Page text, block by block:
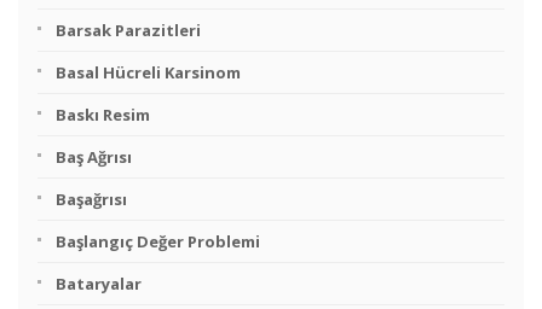
Barsak Parazitleri
Basal Hücreli Karsinom
Baskı Resim
Baş Ağrısı
Başağrısı
Başlangıç Değer Problemi
Bataryalar